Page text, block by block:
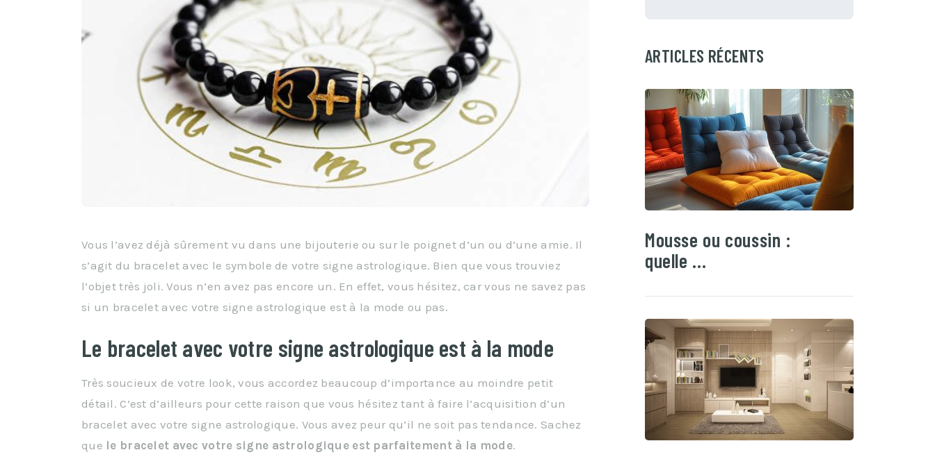
Vous l’avez déjà sûrement vu dans une bijouterie ou sur le poignet d’un ou d’une amie. Il
s’agit du bracelet avec le symbole de votre signe astrologique. Bien que vous trouviez
l’objet très joli. Vous n’en avez pas encore un. En effet, vous hésitez, car vous ne savez pas
si un bracelet avec votre signe astrologique est à la mode ou pas.
Le bracelet avec votre signe astrologique est à la mode
Très soucieux de votre look, vous accordez beaucoup d’importance au moindre petit
détail. C’est d’ailleurs pour cette raison que vous hésitez tant à faire l’acquisition d’un
bracelet avec votre signe astrologique. Vous avez peur qu’il ne soit pas tendance. Sachez
que le bracelet avec votre signe astrologique est parfaitement à la mode.
ARTICLES RÉCENTS
Mousse ou coussin :
quelle …